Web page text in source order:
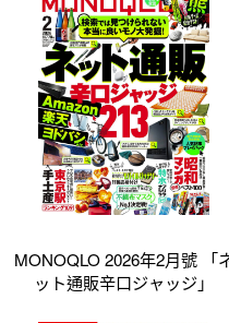
MONOQLO 2026年2月號 「
ット通販辛口ジャッジ」